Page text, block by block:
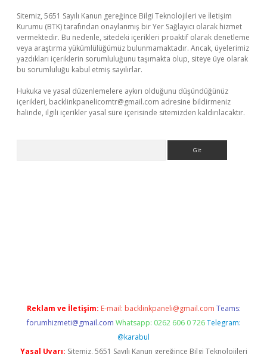
Sitemiz, 5651 Sayılı Kanun gereğince Bilgi Teknolojileri ve İletişim
Kurumu (BTK) tarafından onaylanmış bir Yer Sağlayıcı olarak hizmet
vermektedir. Bu nedenle, sitedeki içerikleri proaktif olarak denetleme
veya araştırma yükümlülüğümüz bulunmamaktadır. Ancak, üyelerimiz
yazdıkları içeriklerin sorumluluğunu taşımakta olup, siteye üye olarak
bu sorumluluğu kabul etmiş sayılırlar.
Hukuka ve yasal düzenlemelere aykırı olduğunu düşündüğünüz
içerikleri, backlinkpanelicomtr@gmail.com adresine bildirmeniz
halinde, ilgili içerikler yasal süre içerisinde sitemizden kaldırılacaktır.
Reklam ve İletişim: E-mail: backlinkpaneli@gmail.com Teams:
forumhizmeti@gmail.com Whatsapp: 0262 606 0 726 Telegram:
@karabul
Yasal Uyarı: Sitemiz, 5651 Sayılı Kanun gereğince Bilgi Teknolojileri